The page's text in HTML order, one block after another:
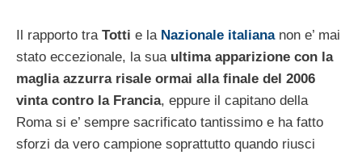
Il rapporto tra Totti e la Nazionale italiananon e’ mai
stato eccezionale, la sua ultima apparizione con la
maglia azzurra risale ormai alla finale del 2006
vinta contro la Francia, eppure il capitano della
Roma si e’ sempre sacrificato tantissimo e ha fatto
sforzi da vero campione soprattutto quando riusci